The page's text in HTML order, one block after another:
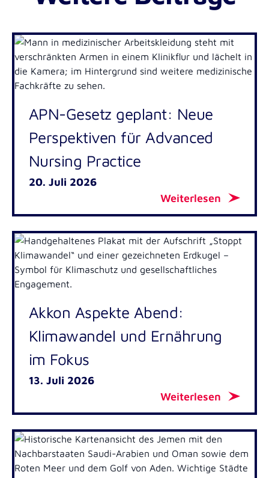
APN-Gesetz geplant: Neue
Perspektiven für Advanced
Nursing Practice
20. Juli 2026
Weiterlesen
Akkon Aspekte Abend:
Klimawandel und Ernährung
im Fokus
13. Juli 2026
Weiterlesen